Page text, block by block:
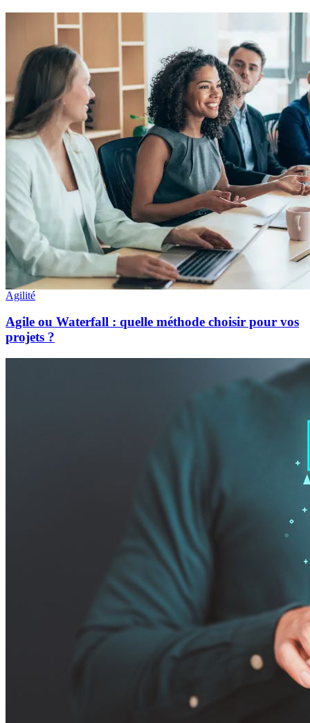
Agilité
Agile ou Waterfall : quelle méthode choisir pour vos
projets ?